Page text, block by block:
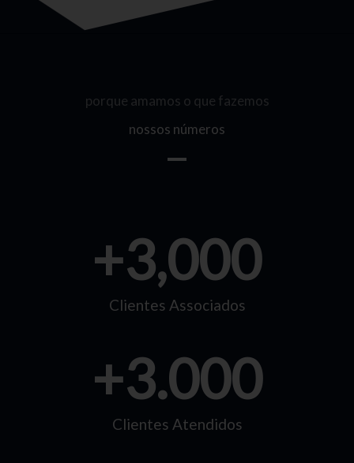
porque amamos o que fazemos
nossos números
Clientes Associados
+3,000
Clientes Atendidos
+3.000